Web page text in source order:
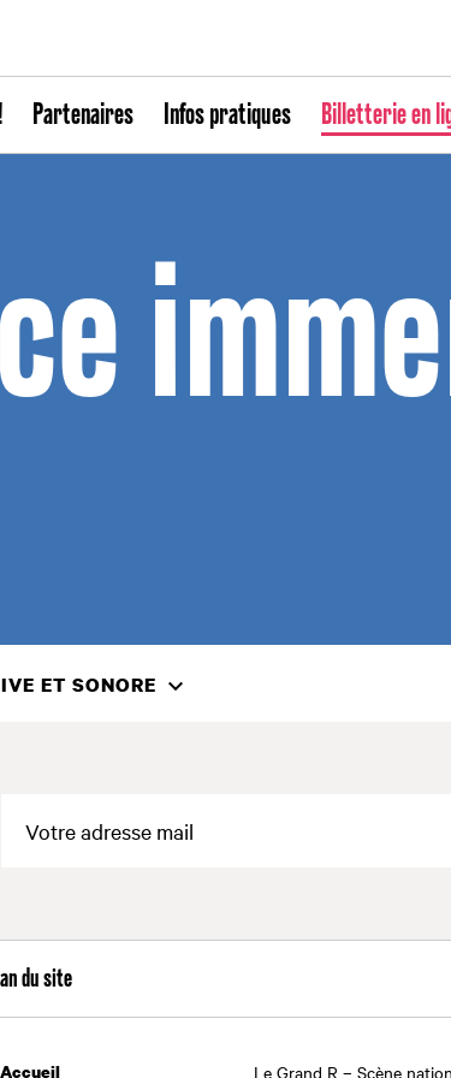
Partenaires Infos pratiques Billetterie en
ET SONORE
du site
Le Grand R – Scène